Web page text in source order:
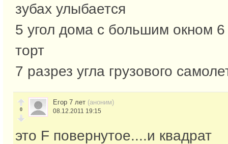
зубах улыбается
5 угол дома с большим окном
торт
7 разрез угла грузового
0
Егор 7 лет (аноним)
08.12.2011 19:15
это F повернутое....и квадрат